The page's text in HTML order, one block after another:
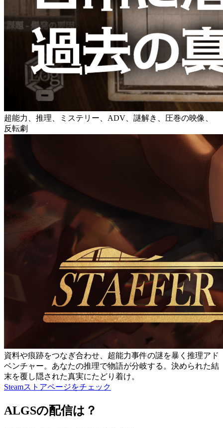
超能力、推理、ミステリー、ADV、謎解き、圧巻の映像、
反転劇
資料や痕跡をつなぎ合わせ、超能力事件の謎を暴く推理アド
ベンチャー。あなたの推理で物語が分岐する。決められた結
末を覆し隠された真実にたどり着け。
Steamストアページをチェック
ALGSの配信は？